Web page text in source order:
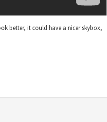
better, it could have a nicer skybox,